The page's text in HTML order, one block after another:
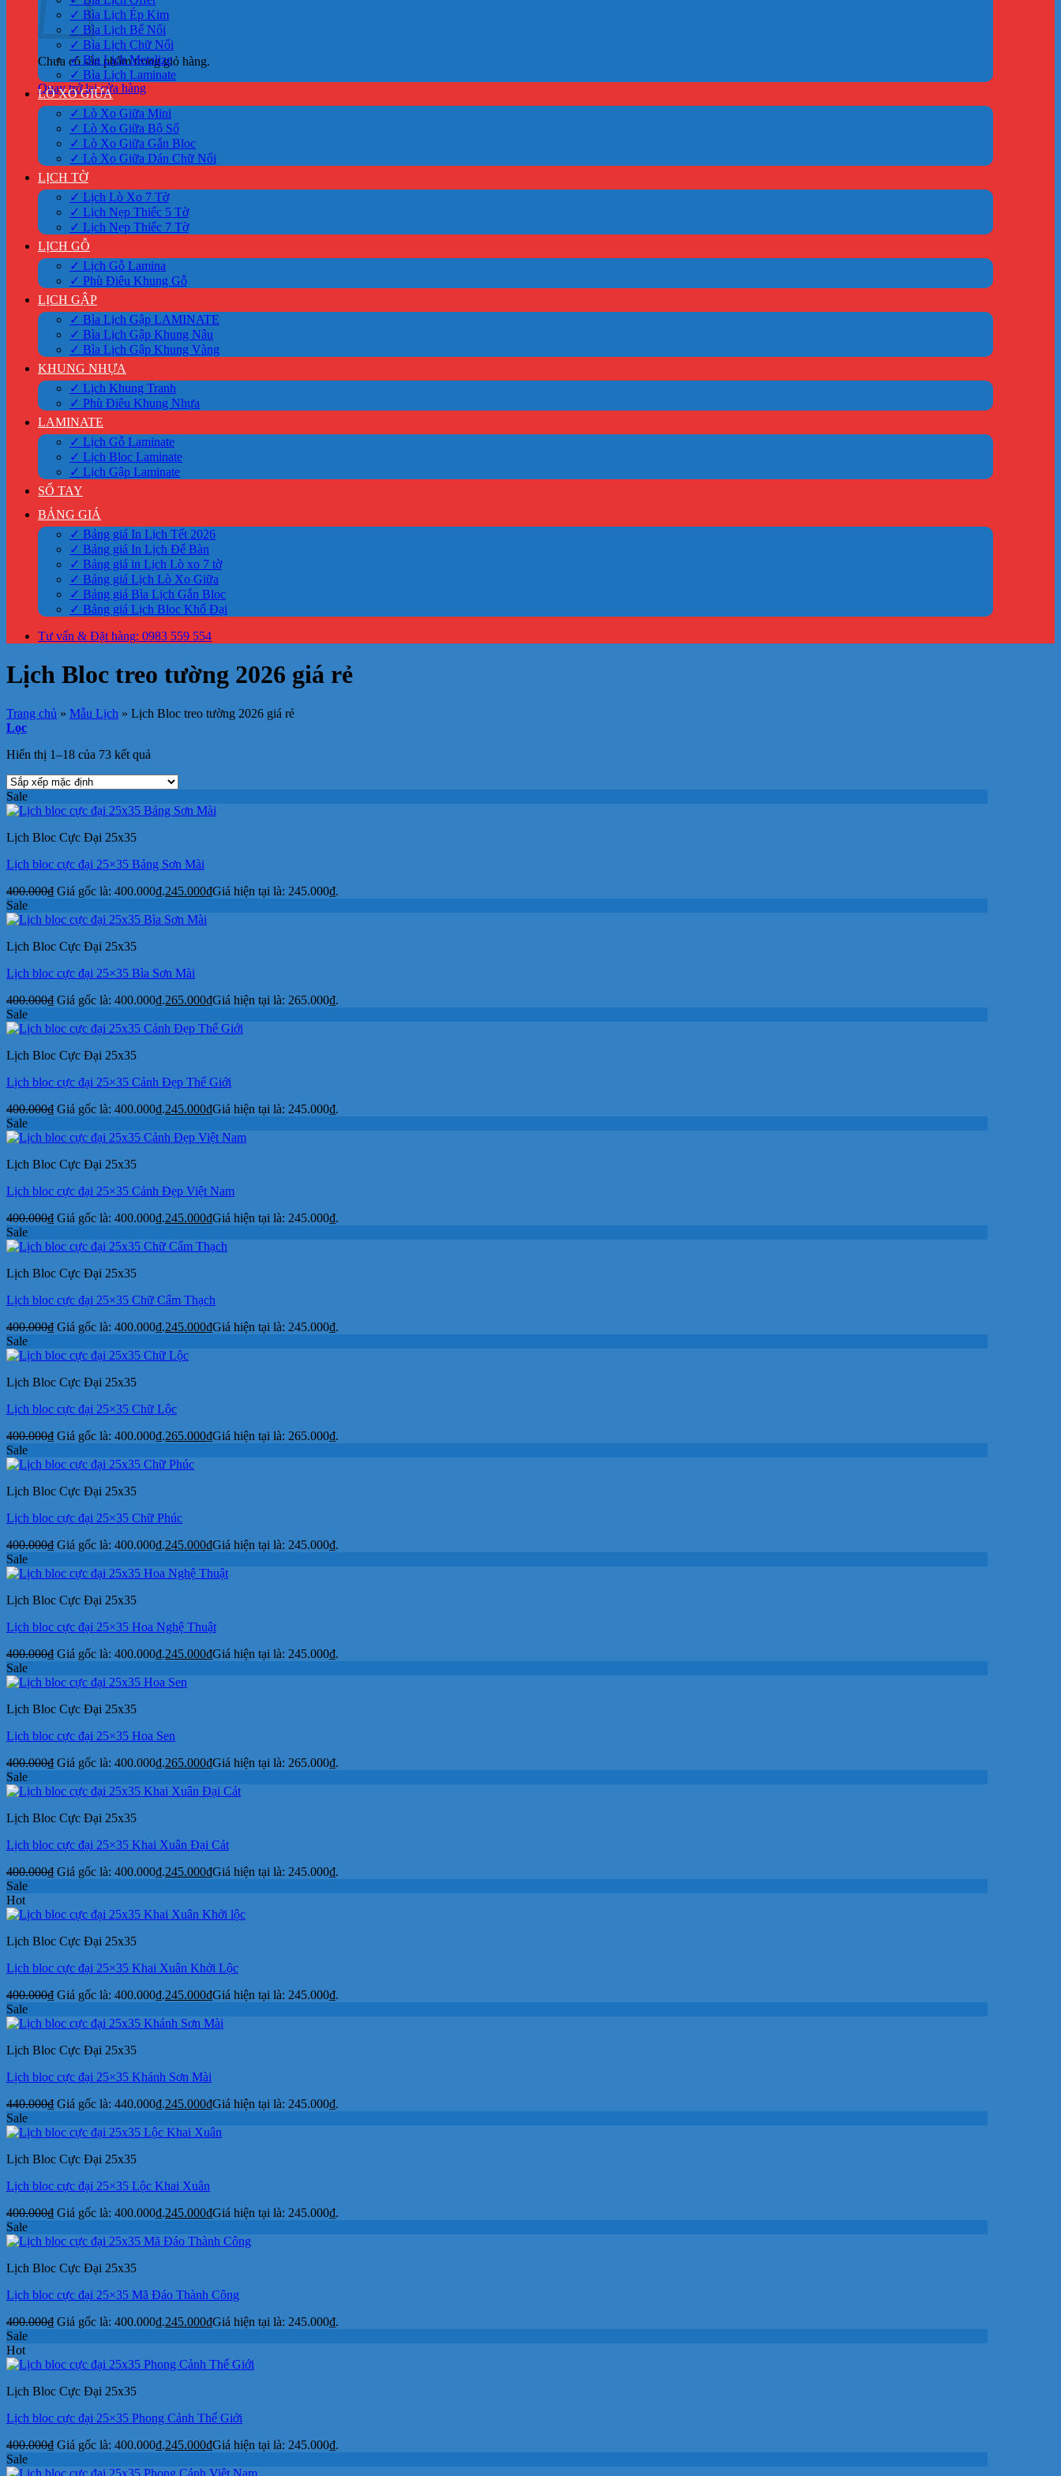
Chưa có sản phẩm trong giỏ hàng.
Quay trở lại cửa hàng
✓ Bìa Lịch Ép Kim
✓ Bìa Lịch Bế Nổi
✓ Bìa Lịch Chữ Nổi
✓ Bìa Lịch Metalize
✓ Bìa Lịch Laminate
LÒ XO GIỮA
✓ Lò Xo Giữa Mini
✓ Lò Xo Giữa Bộ Số
✓ Lò Xo Giữa Gắn Bloc
✓ Lò Xo Giữa Dán Chữ Nổi
LỊCH TỜ
✓ Lịch Lò Xo 7 Tờ
✓ Lịch Nẹp Thiếc 5 Tờ
✓ Lịch Nẹp Thiếc 7 Tờ
LỊCH GỖ
✓ Lịch Gỗ Lamina
✓ Phù Điêu Khung Gỗ
LỊCH GẬP
✓ Bìa Lịch Gập LAMINATE
✓ Bìa Lịch Gập Khung Nâu
✓ Bìa Lịch Gập Khung Vàng
KHUNG NHỰA
✓ Lịch Khung Tranh
✓ Phù Điêu Khung Nhựa
LAMINATE
✓ Lịch Gỗ Laminate
✓ Lịch Bloc Laminate
✓ Lịch Gập Laminate
SỔ TAY
BẢNG GIÁ
✓ Bảng giá In Lịch Tết 2026
✓ Bảng giá In Lịch Để Bàn
✓ Bảng giá in Lịch Lò xo 7 tờ
✓ Bảng giá Lịch Lò Xo Giữa
✓ Bảng giá Bìa Lịch Gắn Bloc
✓ Bảng giá Lịch Bloc Khổ Đại
Tư vấn & Đặt hàng: 0983 559 554
Lịch Bloc treo tường 2026 giá rẻ
Trang chủ » Mẫu Lịch » Lịch Bloc treo tường 2026 giá rẻ
Lọc
Hiển thị 1–18 của 73 kết quả
Sale
Lịch Bloc Cực Đại 25x35
Lịch bloc cực đại 25×35 Bảng Sơn Mài
400.000₫ Giá gốc là: 400.000₫.245.000₫Giá hiện tại là: 245.000₫.
Sale
Lịch Bloc Cực Đại 25x35
Lịch bloc cực đại 25×35 Bìa Sơn Mài
400.000₫ Giá gốc là: 400.000₫.265.000₫Giá hiện tại là: 265.000₫.
Sale
Lịch Bloc Cực Đại 25x35
Lịch bloc cực đại 25×35 Cảnh Đẹp Thế Giới
400.000₫ Giá gốc là: 400.000₫.245.000₫Giá hiện tại là: 245.000₫.
Sale
Lịch Bloc Cực Đại 25x35
Lịch bloc cực đại 25×35 Cảnh Đẹp Việt Nam
400.000₫ Giá gốc là: 400.000₫.245.000₫Giá hiện tại là: 245.000₫.
Sale
Lịch Bloc Cực Đại 25x35
Lịch bloc cực đại 25×35 Chữ Cẩm Thạch
400.000₫ Giá gốc là: 400.000₫.245.000₫Giá hiện tại là: 245.000₫.
Sale
Lịch Bloc Cực Đại 25x35
Lịch bloc cực đại 25×35 Chữ Lộc
400.000₫ Giá gốc là: 400.000₫.265.000₫Giá hiện tại là: 265.000₫.
Sale
Lịch Bloc Cực Đại 25x35
Lịch bloc cực đại 25×35 Chữ Phúc
400.000₫ Giá gốc là: 400.000₫.245.000₫Giá hiện tại là: 245.000₫.
Sale
Lịch Bloc Cực Đại 25x35
Lịch bloc cực đại 25×35 Hoa Nghệ Thuật
400.000₫ Giá gốc là: 400.000₫.245.000₫Giá hiện tại là: 245.000₫.
Sale
Lịch Bloc Cực Đại 25x35
Lịch bloc cực đại 25×35 Hoa Sen
400.000₫ Giá gốc là: 400.000₫.265.000₫Giá hiện tại là: 265.000₫.
Sale
Lịch Bloc Cực Đại 25x35
Lịch bloc cực đại 25×35 Khai Xuân Đại Cát
400.000₫ Giá gốc là: 400.000₫.245.000₫Giá hiện tại là: 245.000₫.
Sale
Hot
Lịch Bloc Cực Đại 25x35
Lịch bloc cực đại 25×35 Khai Xuân Khởi Lộc
400.000₫ Giá gốc là: 400.000₫.245.000₫Giá hiện tại là: 245.000₫.
Sale
Lịch Bloc Cực Đại 25x35
Lịch bloc cực đại 25×35 Khánh Sơn Mài
440.000₫ Giá gốc là: 440.000₫.245.000₫Giá hiện tại là: 245.000₫.
Sale
Lịch Bloc Cực Đại 25x35
Lịch bloc cực đại 25×35 Lộc Khai Xuân
400.000₫ Giá gốc là: 400.000₫.245.000₫Giá hiện tại là: 245.000₫.
Sale
Lịch Bloc Cực Đại 25x35
Lịch bloc cực đại 25×35 Mã Đáo Thành Công
400.000₫ Giá gốc là: 400.000₫.245.000₫Giá hiện tại là: 245.000₫.
Sale
Hot
Lịch Bloc Cực Đại 25x35
Lịch bloc cực đại 25×35 Phong Cảnh Thế Giới
400.000₫ Giá gốc là: 400.000₫.245.000₫Giá hiện tại là: 245.000₫.
Sale